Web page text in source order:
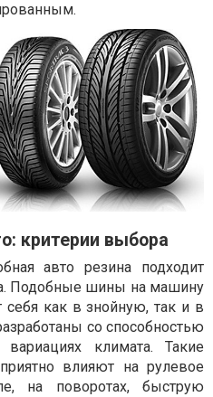
критерии выбора
авто резина подходит
Подобные шины на машину
себя как в знойную, так и в
со способностью
климата. Такие
влияют на рулевое
на поворотах, быструю